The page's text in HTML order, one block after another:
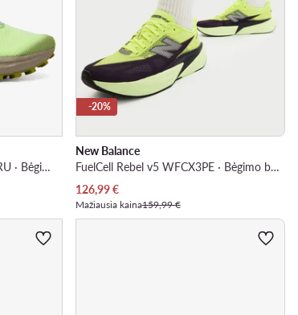
Fuelcell Rebel Trail WRBTV1_RU · Bėgimo batai
-20%
New Balance
FuelCell Rebel v5 WFCX3PE · Bėgimo batai
Dabartinė kaina
126,99€
Mažiausia kaina159,99 €